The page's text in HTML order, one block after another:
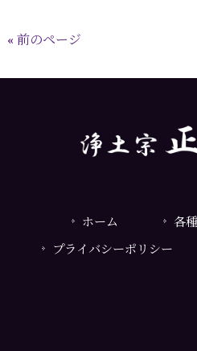
« 前のページ
ホーム
各
プライバシーポリシー